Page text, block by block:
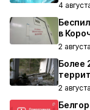
4
в
2
Более
2